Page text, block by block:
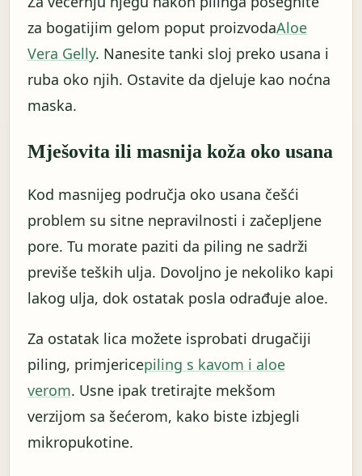
za bogatijim gelom poput proizvodaAloe
Vera Gelly. Nanesite tanki sloj preko usana i
ruba oko njih. Ostavite da djeluje kao noćna
maska.
Mješovita ili masnija koža oko usana
Kod masnijeg područja oko usana češći
problem su sitne nepravilnosti i začepljene
pore. Tu morate paziti da piling ne sadrži
previše teških ulja. Dovoljno je nekoliko kapi
lakog ulja, dok ostatak posla odrađuje aloe.
Za ostatak lica možete isprobati drugačiji
piling, primjericepiling s kavom i aloe
verom. Usne ipak tretirajte mekšom
verzijom sa šećerom, kako biste izbjegli
mikropukotine.